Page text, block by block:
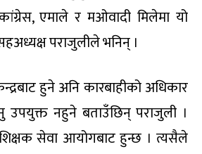
एमाले र मओवादी मिलेमा यो
पराजुलीले भनिन् ।
हुने अनि कारबाहीको अधिकार
उपयुक्त नहुने बताउँछिन् पराजुली ।
शिक्षक सेवा आयोगबाट हुन्छ । त्यसैले